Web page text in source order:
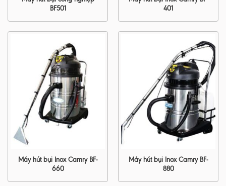
BF501
401
Máy hút bụi Inox Camry BF-
660
Máy hút bụi Inox Camry BF-
880